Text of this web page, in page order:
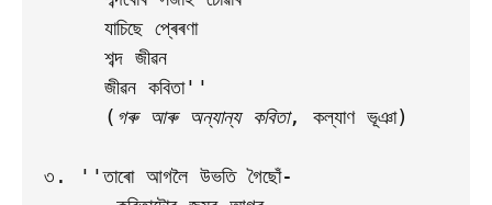
     (
গৰু আৰু অন্যান্য কবিতা, কল্যাণ ভূঞা)
৩. ''তাৰো আগলৈ উভতি গৈছোঁ-